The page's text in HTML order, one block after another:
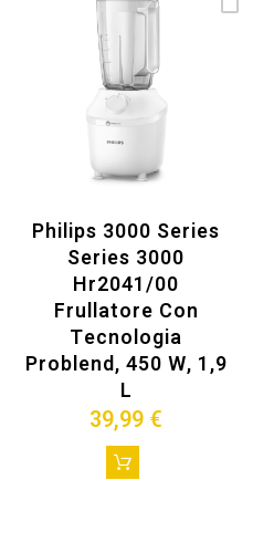
Philips 3000 Series
Series 3000
Hr2041/00
Frullatore Con
Tecnologia
Problend, 450 W, 1,9
L
39,99 €